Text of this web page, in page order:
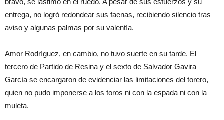
entrega, no logró redondear sus faenas, recibiendo silencio tras
aviso y algunas palmas por su valentía.
Amor Rodríguez, en cambio, no tuvo suerte en su tarde. El
tercero de Partido de Resina y el sexto de Salvador Gavira
García se encargaron de evidenciar las limitaciones del torero,
quien no pudo imponerse a los toros ni con la espada ni con la
muleta.